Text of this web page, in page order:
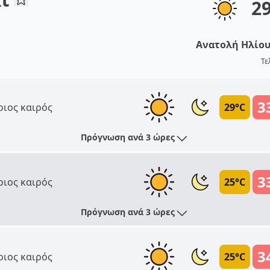
Ανατολή Ηλίου
καιρός 29°C
Πρόγνωση ανά 3 ώρες
καιρός 25°C
Πρόγνωση ανά 3 ώρες
καιρός 25°C